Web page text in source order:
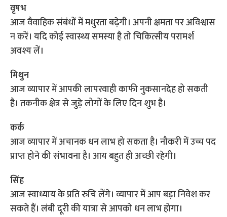
वृषभ
आज वैवाहिक संबंधों में मधुरता बढ़ेगी। अपनी क्षमता पर अविश्वास
न करें। यदि कोई स्वास्थ्य समस्या है तो चिकित्सीय परामर्श
अवश्य लें।
मिथुन
आज व्यापार में आपकी लापरवाही काफी नुकसानदेह हो सकती
है। तकनीक क्षेत्र से जुड़े लोगों के लिए दिन शुभ है।
कर्क
आज व्यापार में अचानक धन लाभ हो सकता है। नौकरी में उच्च पद
प्राप्त होने की संभावना है। आय बहुत ही अच्छी रहेगी।
सिंह
आज स्वाध्याय के प्रति रुचि लेंगे। व्यापार में आप बड़ा निवेश कर
सकते हैं। लंबी दूरी की यात्रा से आपको धन लाभ होगा।